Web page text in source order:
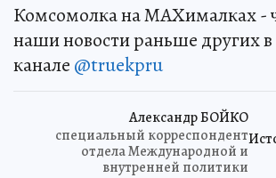
Комсомолка на MAXималках -
наши новости раньше других в
канале @truekpru
Александр БОЙКО
специальный корреспондент
отдела Международной и
внутренней политики